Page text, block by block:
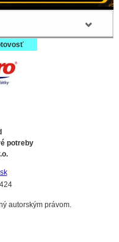
potreby
autorským právom.